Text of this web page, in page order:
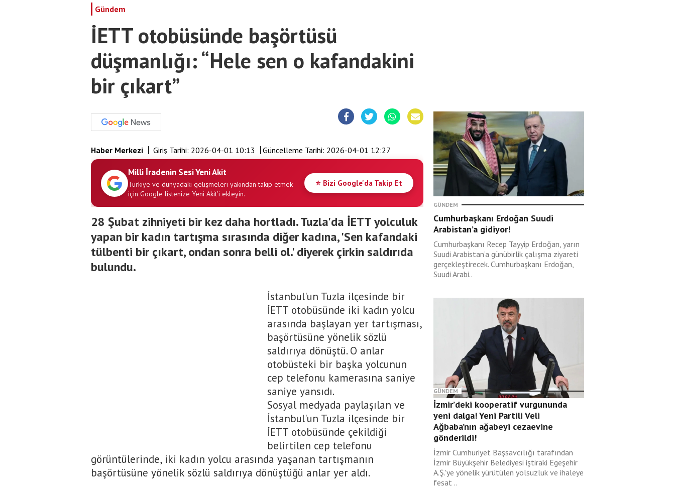
Gündem
İETT otobüsünde başörtüsü
düşmanlığı: “Hele sen o kafandakini
bir çıkart”
Haber Merkezi Giriş Tarihi: 2026-04-01 10:13 Güncelleme Tarihi: 2026-04-01 12:27
Milli İradenin Sesi Yeni Akit
Türkiye ve dünyadaki gelişmeleri yakından takip etmek
için Google listenize Yeni Akit'i ekleyin.
⭐ Bizi Google'da Takip Et
28 Şubat zihniyeti bir kez daha hortladı. Tuzla'da İETT yolculuk
yapan bir kadın tartışma sırasında diğer kadına, 'Sen kafandaki
tülbenti bir çıkart, ondan sonra belli ol.' diyerek çirkin saldırıda
bulundu.
İstanbul'un Tuzla ilçesinde bir
İETT otobüsünde iki kadın yolcu
arasında başlayan yer tartışması,
başörtüsüne yönelik sözlü
saldırıya dönüştü. O anlar
otobüsteki bir başka yolcunun
cep telefonu kamerasına saniye
saniye yansıdı.
Sosyal medyada paylaşılan ve
İstanbul'un Tuzla ilçesinde bir
İETT otobüsünde çekildiği
belirtilen cep telefonu
görüntülerinde, iki kadın yolcu arasında yaşanan tartışmanın
başörtüsüne yönelik sözlü saldırıya dönüştüğü anlar yer aldı.
GÜNDEM
Cumhurbaşkanı Erdoğan Suudi
Arabistan’a gidiyor!
Cumhurbaşkanı Recep Tayyip Erdoğan, yarın
Suudi Arabistan’a günübirlik çalışma ziyareti
gerçekleştirecek. Cumhurbaşkanı Erdoğan,
Suudi Arabi..
GÜNDEM
İzmir’deki kooperatif vurgununda
yeni dalga! Yeni Partili Veli
Ağbaba’nın ağabeyi cezaevine
gönderildi!
İzmir Cumhuriyet Başsavcılığı tarafından
İzmir Büyükşehir Belediyesi iştiraki Egeşehir
A.Ş.'ye yönelik yürütülen yolsuzluk ve ihaleye
fesat ..